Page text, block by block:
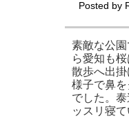
Posted by
素敵な公
ら愛知も
散歩へ出
様子で鼻
でした。
ッスリ寝